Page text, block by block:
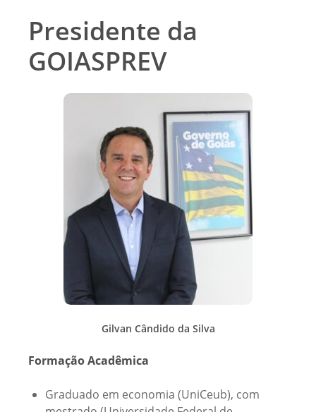
Presidente da
GOIASPREV
Gilvan Cândido da Silva
Formação Acadêmica
Graduado em economia (UniCeub), com